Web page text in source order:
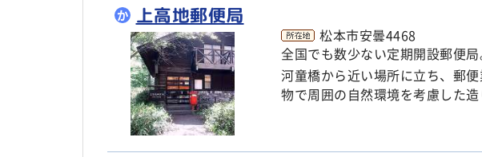
か 上高地郵便局
松本市安曇4468
全国でも数少ない定期開設郵便局
河童橋から近い場所に立ち、郵
物で周囲の自然環境を考慮した